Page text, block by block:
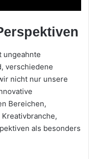
ungeahnte
verschiedene
nicht nur unsere
Bereichen,
als besonders